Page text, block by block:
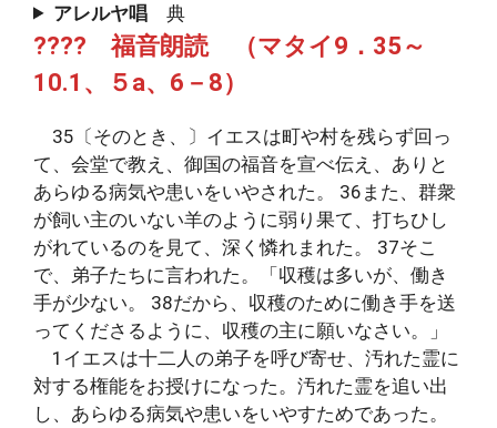
アレルヤ唱 典
???? 福音朗読 （マタイ9．35～
10.1、５a、6－8）
35〔そのとき、〕イエスは町や村を残らず回っ
て、会堂で教え、御国の福音を宣べ伝え、ありと
あらゆる病気や患いをいやされた。 36また、群衆
が飼い主のいない羊のように弱り果て、打ちひし
がれているのを見て、深く憐れまれた。 37そこ
で、弟子たちに言われた。「収穫は多いが、働き
手が少ない。 38だから、収穫のために働き手を送
ってくださるように、収穫の主に願いなさい。」
1イエスは十二人の弟子を呼び寄せ、汚れた霊に
対する権能をお授けになった。汚れた霊を追い出
し、あらゆる病気や患いをいやすためであった。